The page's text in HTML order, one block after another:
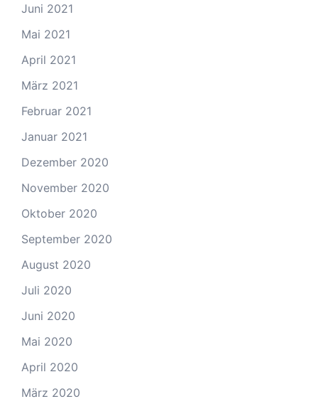
Juni 2021
Mai 2021
April 2021
März 2021
Februar 2021
Januar 2021
Dezember 2020
November 2020
Oktober 2020
September 2020
August 2020
Juli 2020
Juni 2020
Mai 2020
April 2020
März 2020